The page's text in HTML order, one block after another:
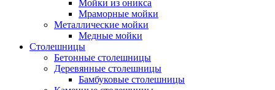
Мойки из оникса
Мраморные мойки
Металлические мойки
Медные мойки
Столешницы
Бетонные столешницы
Деревянные столешницы
Бамбуковые столешницы